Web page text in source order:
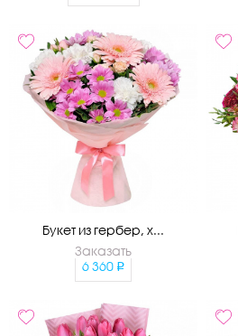
Букет из гербер, х...
Заказать
6 360